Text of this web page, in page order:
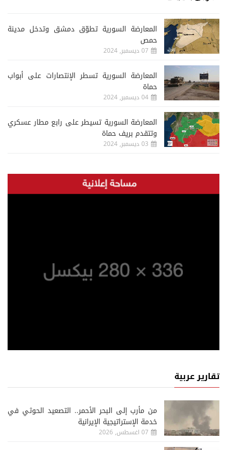
المعارضة السورية تطوّق دمشق وتدخل مدينة
حمص
07 ديسمبر, 2024
المعارضة السورية تسطر الإنتصارات على أبواب
حماة
04 ديسمبر, 2024
المعارضة السورية تسيطر على رابع مطار عسكري
وتتقدم بريف حماة
03 ديسمبر, 2024
تقارير عربية
من مأرب إلى البحر الأحمر.. التصعيد الحوثي في
خدمة الإستراتيجية الإيرانية
07 اغسطس, 2026